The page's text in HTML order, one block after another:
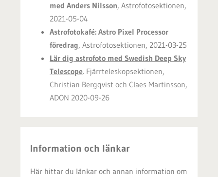
med Anders Nilsson, Astrofotosektionen,
2021-05-04
Astrofotokafé: Astro Pixel Processor
föredrag, Astrofotosektionen, 2021-03-25
Lär dig astrofoto med Swedish Deep Sky
Telescope. Fjärrteleskopsektionen,
Christian Bergqvist och Claes Martinsson,
ADON 2020-09-26
Information och länkar
Här hittar du länkar och annan information om